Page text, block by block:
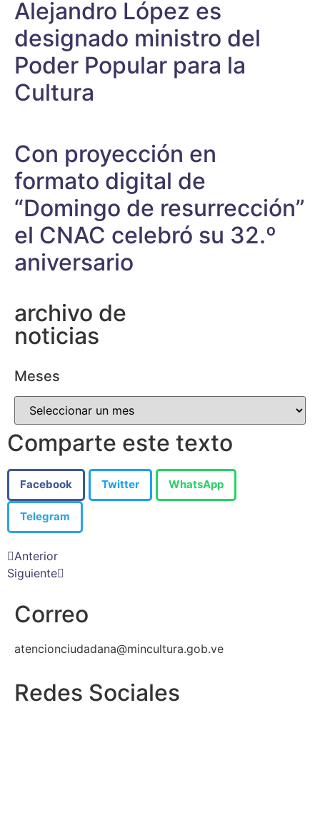
Alejandro López es
designado ministro del
Poder Popular para la
Cultura
Con proyección en
formato digital de
“Domingo de resurrección”
el CNAC celebró su 32.º
aniversario
archivo de
noticias
Meses
Comparte este texto
Facebook Twitter WhatsApp
Telegram
Anterior
Siguiente
Correo
atencionciudadana@mincultura.gob.ve
Redes Sociales